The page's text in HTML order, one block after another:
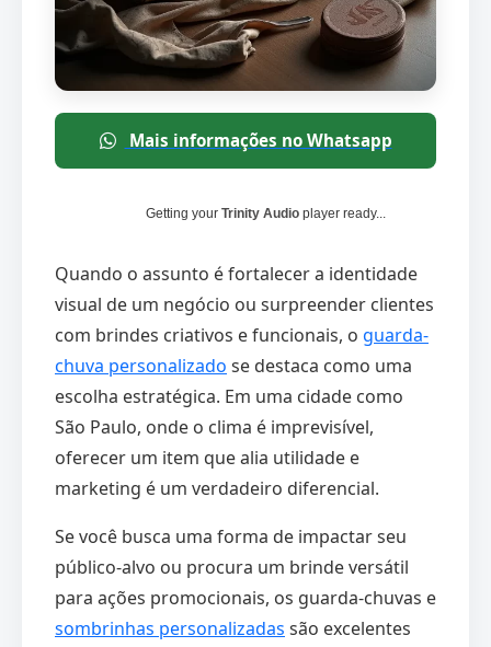
Mais informações no Whatsapp
Getting your Trinity Audio player ready...
Quando o assunto é fortalecer a identidade
visual de um negócio ou surpreender clientes
com brindes criativos e funcionais, o guarda-
chuva personalizado se destaca como uma
escolha estratégica. Em uma cidade como
São Paulo, onde o clima é imprevisível,
oferecer um item que alia utilidade e
marketing é um verdadeiro diferencial.
Se você busca uma forma de impactar seu
público-alvo ou procura um brinde versátil
para ações promocionais, os guarda-chuvas e
sombrinhas personalizadas são excelentes